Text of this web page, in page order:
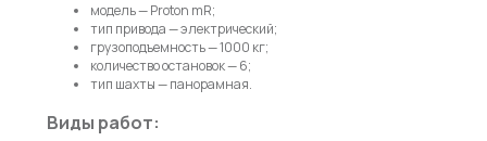
модель — Proton mR;
тип привода — электрический;
грузоподъемность — 1000 кг;
количество остановок — 6;
тип шахты — панорамная.
Виды работ: